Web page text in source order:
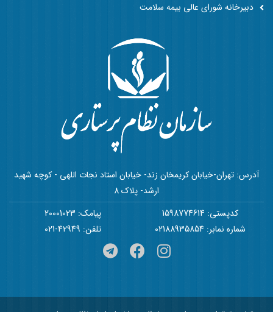
آدرس: تهران-خیابان کریمخان زند- خیابان استاد نجات اللهی - کوچه شهید
ارشد- پلاک 8
کدپستی: 1598774614
پیامک: 20001023
شماره نمابر: 02188935854
تلفن: 42949-021
دبیرخانه شورای عالی بیمه سلامت